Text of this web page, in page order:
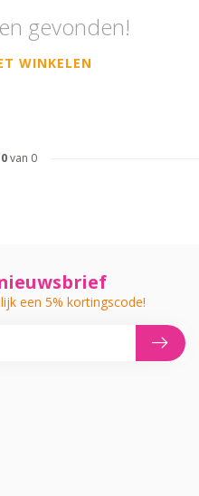
gevonden!
WINKELEN
0van 0
een 5% kortingscode!